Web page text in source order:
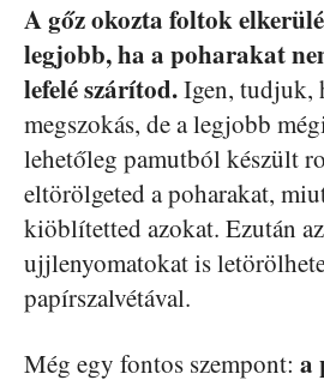
A gőz okozta foltok
legjobb, ha a poharakat
lefelé szárítod.Igen, tudjuk,
megszokás, de a legjobb
lehetőleg pamutból készült
eltörölgeted a poharakat,
kiöblítetted azokat. Ezután
ujjlenyomatokat is
papírszalvétával.
Még egy fontos szempont: a